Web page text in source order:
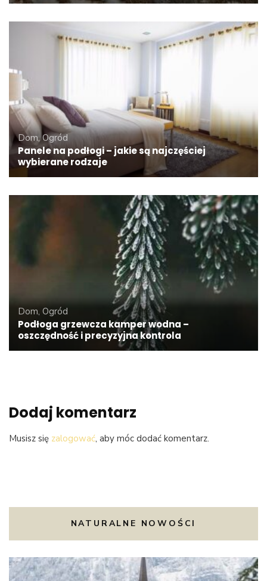
Dom, Ogród
Panele na podłogi – jakie są najczęściej
wybierane rodzaje
Dom, Ogród
Podłoga grzewcza kamper wodna –
oszczędność i precyzyjna kontrola
Dodaj komentarz
Musisz się zalogować, aby móc dodać komentarz.
NATURALNE NOWOŚCI